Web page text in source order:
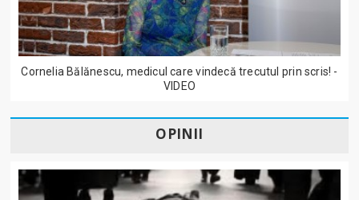
Cornelia Bălănescu, medicul care vindecă trecutul prin scris! -
VIDEO
OPINII